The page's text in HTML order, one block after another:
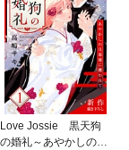
Love Jossie 黒天狗
の婚礼～あやかしの旦